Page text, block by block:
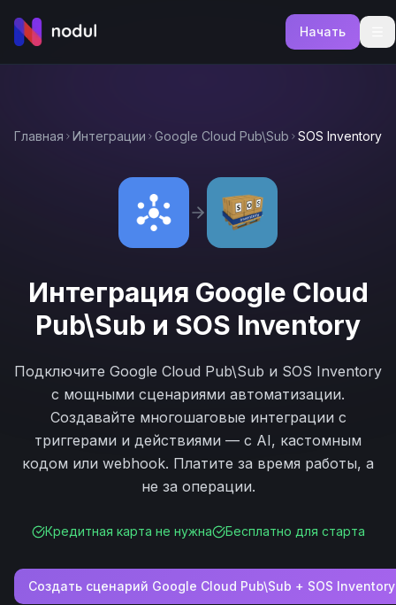
Начать
Главная Интеграции Google Cloud Pub\Sub SOS Inventory
Интеграция Google Cloud
Pub\Sub и SOS Inventory
Подключите Google Cloud Pub\Sub и SOS Inventory
с мощными сценариями автоматизации.
Создавайте многошаговые интеграции с
триггерами и действиями — с AI, кастомным
кодом или webhook. Платите за время работы, а
не за операции.
Кредитная карта не нужна Бесплатно для старта
Создать сценарий Google Cloud Pub\Sub + SOS Inventory